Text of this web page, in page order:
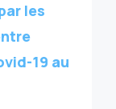
les
19 au